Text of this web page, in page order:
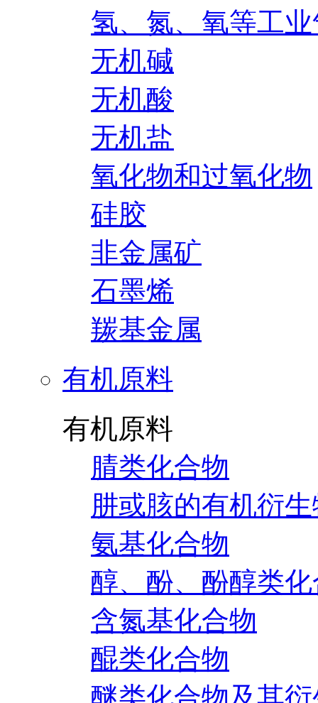
氢、氮、氧等工
无机碱
无机酸
无机盐
氧化物和过氧化物
硅胶
非金属矿
石墨烯
羰基金属
有机原料
有机原料
腈类化合物
肼或胲的有机衍
氨基化合物
醇、酚、酚醇类
含氮基化合物
醌类化合物